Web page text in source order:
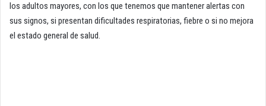
los adultos mayores, con los que tenemos que mantener alertas con
sus signos, si presentan dificultades respiratorias, fiebre o si no mejora
el estado general de salud.